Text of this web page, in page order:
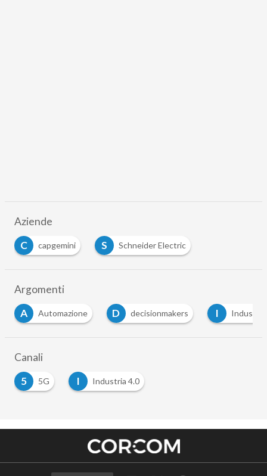
Aziende
C
capgemini S Schneider Electric
Argomenti
Automazione D decisionmakers I
Industry 4.0
Canali
5
5G I Industria 4.0